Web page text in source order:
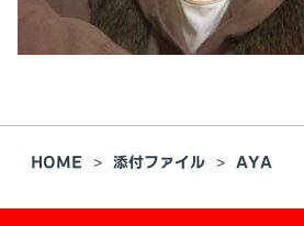
HOME 添付ファイル AYA